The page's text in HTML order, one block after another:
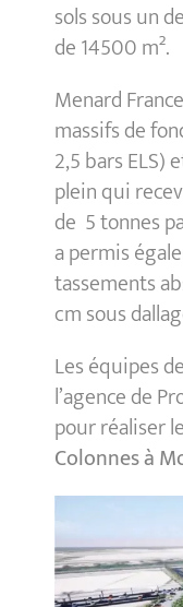
sols sous un
de 14500 m².
Menard
massifs de
2,5 bars ELS)
plein qui
de 5 tonnes
a permis
tassements
cm sous
Les équipes
l’agence de
pour réaliser
Colonnes à